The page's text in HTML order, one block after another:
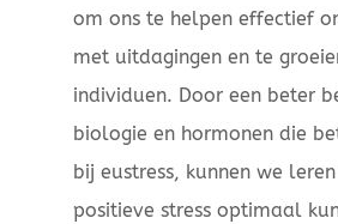
om ons te helpen effectief
met uitdagingen en te
individuen. Door een beter
biologie en hormonen die
bij eustress, kunnen we
positieve stress optimaal